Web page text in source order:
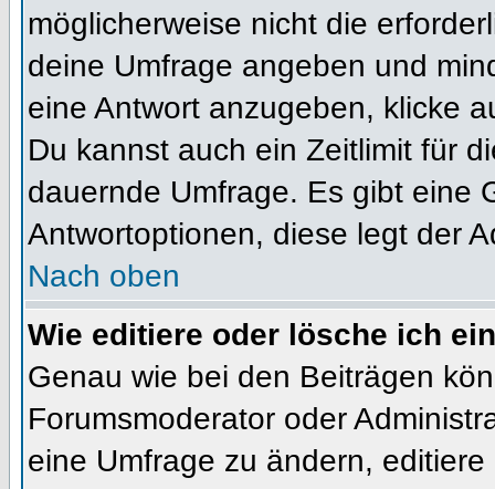
möglicherweise nicht die
deine Umfrage angeben und
eine Antwort anzugeben, klicke
Du kannst auch ein Zeitlimit für
dauernde Umfrage. Es gibt eine
Antwortoptionen, diese legt der
Nach oben
Wie editiere oder lösche ich
Genau wie bei den Beiträgen
Forumsmoderator oder
eine Umfrage zu ändern,